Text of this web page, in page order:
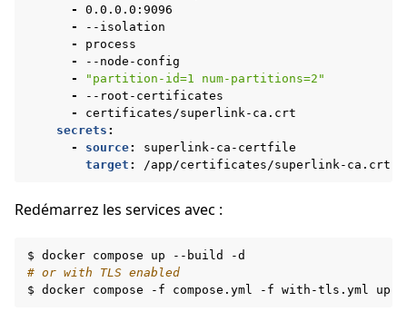
-
0.0.0.0:9096
-
--isolation
-
process
-
--node-config
-
"partition-id=1
num-partitions=2"
-
--root-certificates
-
certificates/superlink-ca.crt
secrets :
-
source:
superlink-ca-certfile
target : /app/certificates/superlink-ca.crt
Redémarrez les services avec :
$ docker compose up --build
# or with TLS enabled
$ docker compose -f compose.yml -f with-tls.yml up